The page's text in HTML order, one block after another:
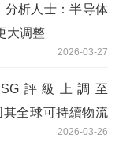
分析人士：半导体
大调整
2026-03-27
評級上調至
其全球可持續物流
2026-03-26